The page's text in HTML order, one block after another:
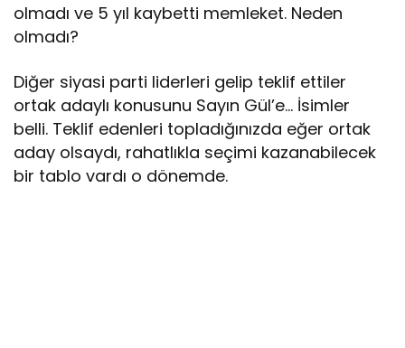
olmadı ve 5 yıl kaybetti memleket. Neden
olmadı?
Diğer siyasi parti liderleri gelip teklif ettiler
ortak adaylı konusunu Sayın Gül’e… İsimler
belli. Teklif edenleri topladığınızda eğer ortak
aday olsaydı, rahatlıkla seçimi kazanabilecek
bir tablo vardı o dönemde.